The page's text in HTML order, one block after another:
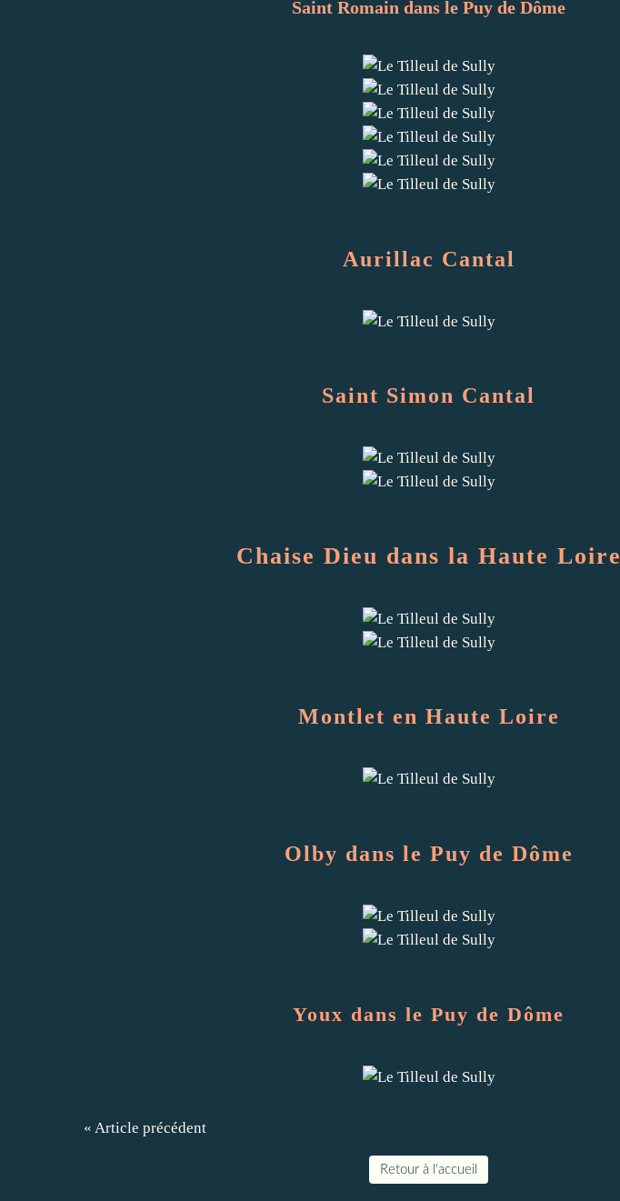
Saint Romain dans le Puy de Dôme
Aurillac Cantal
Saint Simon Cantal
Chaise Dieu dans la Haute Loire
Montlet en Haute Loire
Olby dans le Puy de Dôme
Youx dans le Puy de Dôme
« Article précédent
Retour à l'accueil